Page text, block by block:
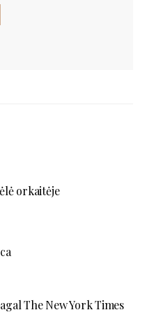
orkaitėje
The New York Times